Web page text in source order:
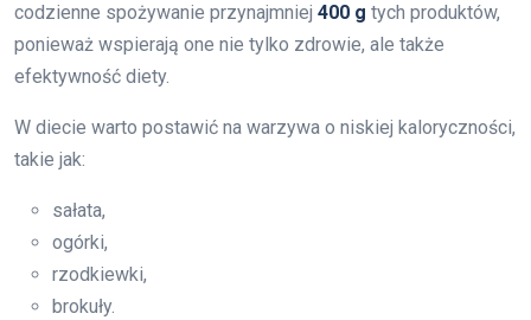
codzienne spożywanie przynajmniej 400 g tych produktów,
ponieważ wspierają one nie tylko zdrowie, ale także
efektywność diety.
W diecie warto postawić na warzywa o niskiej kaloryczności,
takie jak:
sałata,
ogórki,
rzodkiewki,
brokuły.